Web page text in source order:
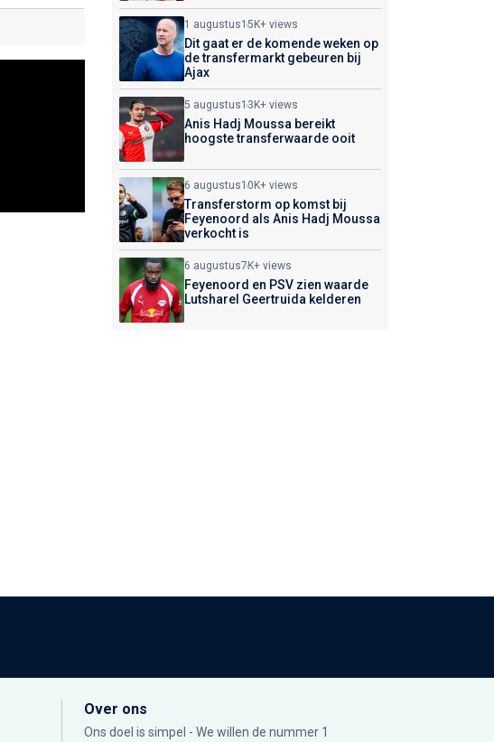
1 augustus15K+ views
Dit gaat er de komende weken op
de transfermarkt gebeuren bij
Ajax
5 augustus13K+ views
Anis Hadj Moussa bereikt
hoogste transferwaarde ooit
6 augustus10K+ views
Transferstorm op komst bij
Feyenoord als Anis Hadj Moussa
verkocht is
6 augustus7K+ views
Feyenoord en PSV zien waarde
Lutsharel Geertruida kelderen
Over ons
Ons doel is simpel - We willen de nummer 1